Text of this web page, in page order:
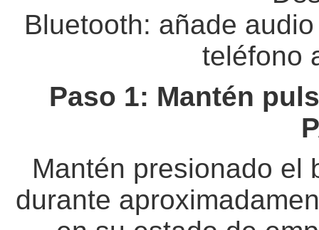
Bluetooth: añade
teléfono
Paso 1: Mantén
Mantén presionado el
durante